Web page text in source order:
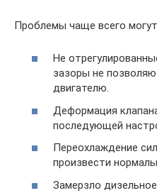
Проблемы чаще всего
Не
зазоры не
двигателю.
Деформация
последующей
Переохлаждение
произвести
Замерзло